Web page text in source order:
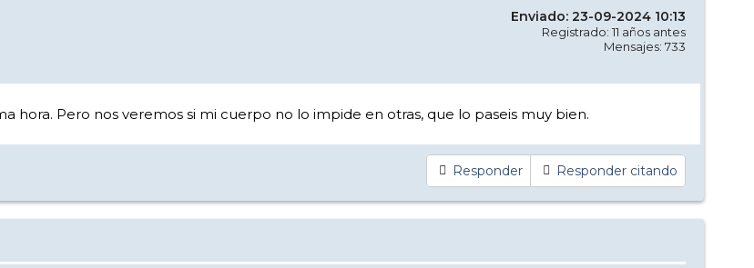
Enviado: 23-09-2024 10:13
Registrado: 11 años antes
Mensajes: 733
hora. Pero nos veremos si mi cuerpo no lo impide en otras, que lo paseis muy bien.
Responder Responder citando